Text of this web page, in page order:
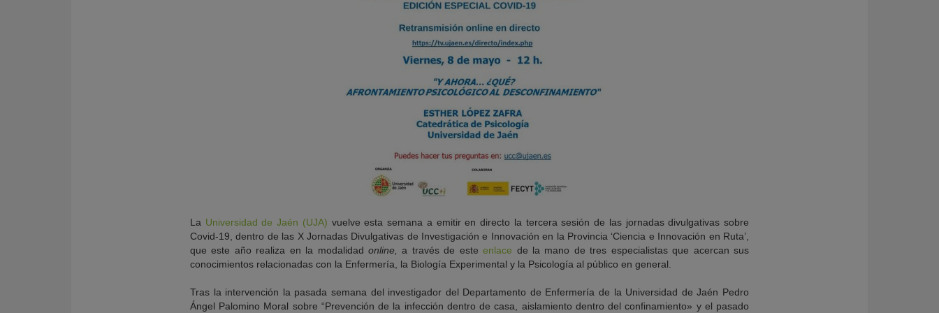
La Universidad de Jaén (UJA) vuelve esta semana a emitir en directo la tercera sesión de las jornadas divulgativas sobre
Covid-19, dentro de las X Jornadas Divulgativas de Investigación e Innovación en la Provincia ‘Ciencia e Innovación en Ruta’,
que este año realiza en la modalidad online, a través de esteenlace de la mano de tres especialistas que acercan sus
conocimientos relacionadas con la Enfermería, la Biología Experimental y la Psicología al público en general.
Tras la intervención la pasada semana del investigador del Departamento de Enfermería de la Universidad de Jaén Pedro
Ángel Palomino Moral sobre “Prevención de la infección dentro de casa, aislamiento dentro del confinamiento» y el pasado